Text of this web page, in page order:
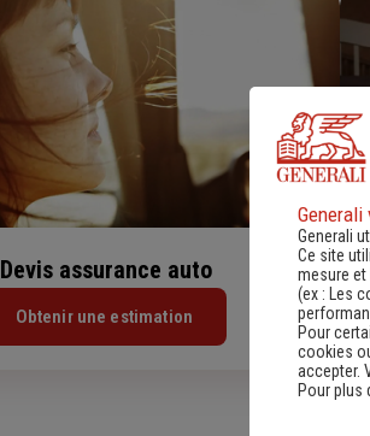
Devis assurance auto
Obtenir une estimation
Generali
Generali
Ce site
mesure et
(ex :
Les
Pour
cookies
accepter.
Pour plus